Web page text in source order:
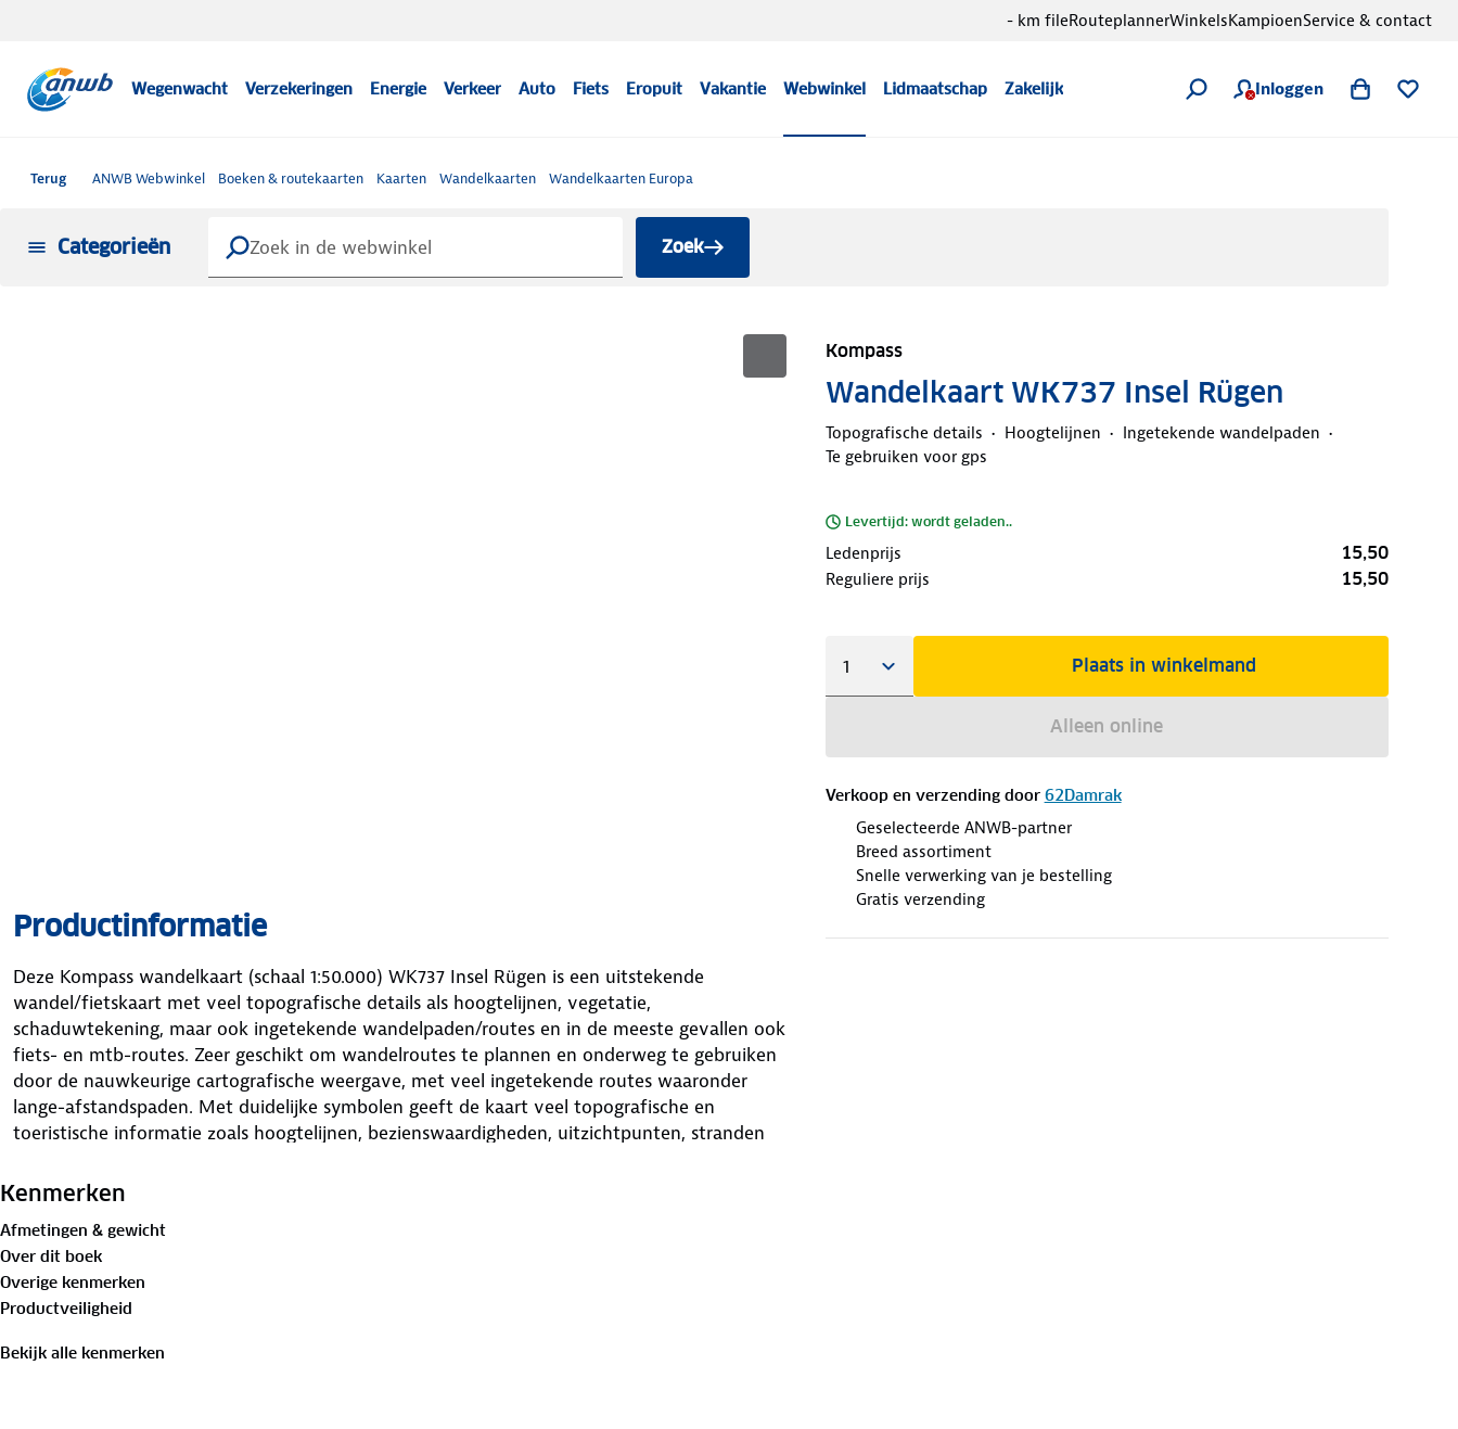
Wegenwacht Verzekeringen Energie Verkeer Auto Fiets Eropuit Vakantie Webwinkel Lidmaatschap Zakelijk Inloggen
- km fileRouteplannerWinkelsKampioenService & contact
Terug ANWB Webwinkel Boeken & routekaarten Kaarten Wandelkaarten Wandelkaarten Europa
Categorieën Zoek
Kompass
Wandelkaart WK737 Insel Rügen
Topografische details Hoogtelijnen
Ingetekende wandelpaden
Te gebruiken voor gps
Levertijd: wordt geladen..
Ledenprijs 15,50
Reguliere prijs 15,50
Plaats in winkelmand
Alleen online
Verkoop en verzending door 62Damrak
Geselecteerde ANWB-partner
Breed assortiment
Snelle verwerking van je bestelling
Gratis verzending
Productinformatie
Deze Kompass wandelkaart (schaal 1:50.000) WK737 Insel Rügen is een uitstekende
wandel/fietskaart met veel topografische details als hoogtelijnen, vegetatie,
schaduwtekening, maar ook ingetekende wandelpaden/routes en in de meeste gevallen ook
fiets- en mtb-routes. Zeer geschikt om wandelroutes te plannen en onderweg te gebruiken
door de nauwkeurige cartografische weergave, met veel ingetekende routes waaronder
lange-afstandspaden. Met duidelijke symbolen geeft de kaart veel topografische en
toeristische informatie zoals hoogtelijnen, bezienswaardigheden, uitzichtpunten, stranden
bezienswaardigheden worden met symbolen vermeld. Bij sommige kaarten is een Activ Guide
wordt vermeld.
Kenmerken
Afmetingen & gewicht
Over dit boek
Overige kenmerken
Productveiligheid
Bekijk alle kenmerken